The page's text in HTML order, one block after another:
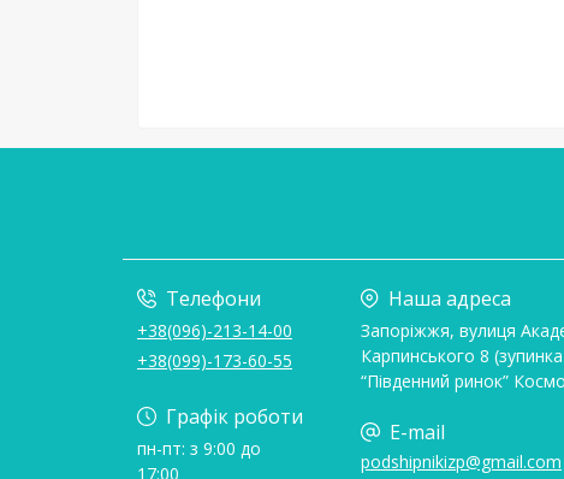
Телефони
+38(096)-213-14-00
+38(099)-173-60-55
Графік роботи
пн-пт: з 9:00 до
17:00
Наша адреса
Запоріжжя, вулиця
Карпинського 8
“Південний ринок”
E-mail
podshipnikizp@gmail.com